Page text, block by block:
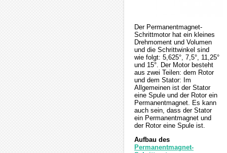
Der Permanentmagnet-
Schrittmotor hat ein kleines
Drehmoment und Volumen
und die Schrittwinkel sind
wie folgt: 5,625°, 7,5°, 11,25°
und 15°. Der Motor besteht
aus zwei Teilen: dem Rotor
und dem Stator: Im
Allgemeinen ist der Stator
eine Spule und der Rotor ein
Permanentmagnet. Es kann
auch sein, dass der Stator
ein Permanentmagnet und
der Rotor eine Spule ist.
Aufbau des
Permanentmagnet-